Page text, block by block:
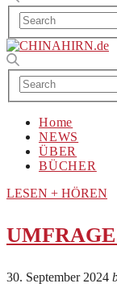
Home
NEWS
ÜBER
BÜCHER
LESEN + HÖREN
30. September 2024